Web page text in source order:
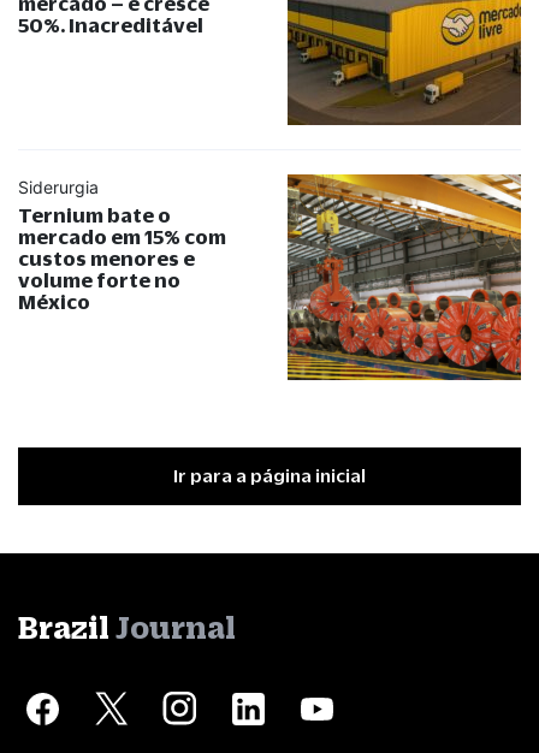
50%. Inacreditável
Siderurgia
Ternium bate o
mercado em 15% com
custos menores e
volume forte no
México
Ir para a página inicial
Brazil Journal